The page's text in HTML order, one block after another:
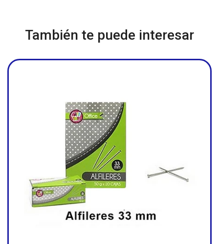
También te puede interesar